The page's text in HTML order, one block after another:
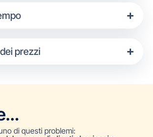
prezzi
di questi problemi: